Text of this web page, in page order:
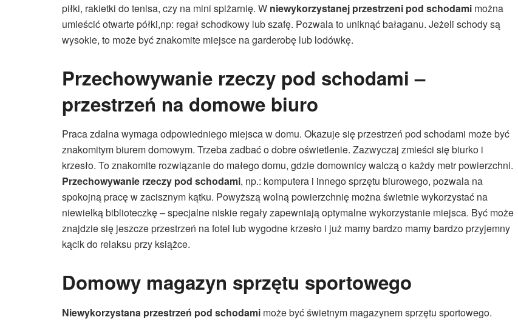
piłki, rakietki do tenisa, czy na mini spiżarnię. W niewykorzystanej przestrzeni pod schodami można
umieścić otwarte półki,np: regał schodkowy lub szafę. Pozwala to uniknąć bałaganu. Jeżeli schody są
wysokie, to może być znakomite miejsce na garderobę lub lodówkę.
Przechowywanie rzeczy pod schodami –
przestrzeń na domowe biuro
Praca zdalna wymaga odpowiedniego miejsca w domu. Okazuje się przestrzeń pod schodami może być
znakomitym biurem domowym. Trzeba zadbać o dobre oświetlenie. Zazwyczaj zmieści się biurko i
krzesło. To znakomite rozwiązanie do małego domu, gdzie domownicy walczą o każdy metr powierzchni.
Przechowywanie rzeczy pod schodami, np.: komputera i innego sprzętu biurowego, pozwala na
spokojną pracę w zacisznym kątku. Powyższą wolną powierzchnię można świetnie wykorzystać na
niewielką biblioteczkę – specjalne niskie regały zapewniają optymalne wykorzystanie miejsca. Być może
znajdzie się jeszcze przestrzeń na fotel lub wygodne krzesło i już mamy bardzo mamy bardzo przyjemny
kącik do relaksu przy książce.
Domowy magazyn sprzętu sportowego
Niewykorzystana przestrzeń pod schodami może być świetnym magazynem sprzętu sportowego.